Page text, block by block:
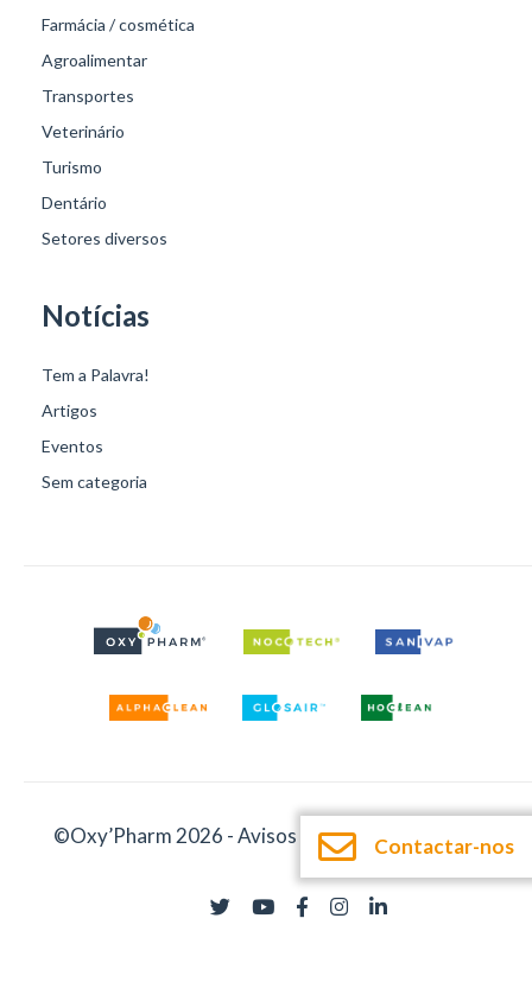
Farmácia / cosmética
Agroalimentar
Transportes
Veterinário
Turismo
Dentário
Setores diversos
Notícias
Tem a Palavra!
Artigos
Eventos
Sem categoria
©Oxy’Pharm 2026 -Avisos legais- Documentação
Contactar-nos